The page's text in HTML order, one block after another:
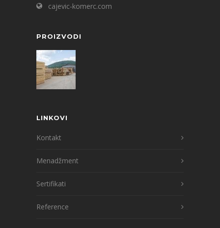
cajevic-komerc.com
PROIZVODI
LINKOVI
Kontakt
Menadžment
Sertifikati
Reference